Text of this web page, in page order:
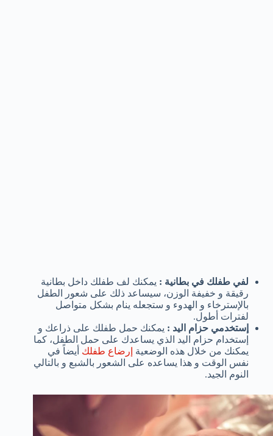
لفي طفلك في بطانية : يمكنك لف طفلك داخل بطانية
رقيقة و خفيفة الوزن، سيساعد ذلك على شعور الطفل
بالإسترخاء و الهدوء و ستجعله ينام بشكل متواصل
لفترات أطول.
إستخدمي حزام اليد : يمكنك حمل طفلك على ذراعك و
إستخدام حزام اليد الذي يساعدك على حمل الطفل، كما
يمكنك من خلال هذه الوضعية إرضاع طفلك أيضاً في
نفس الوقت و هذا يساعده على الشعور بالشبع و بالتالي
النوم الجيد.